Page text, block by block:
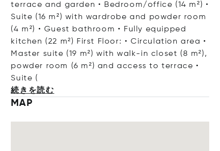
terrace and garden • Bedroom/office (14 m²) •
Suite (16 m²) with wardrobe and powder room
(4 m²) • Guest bathroom • Fully equipped
kitchen (22 m²) First Floor: • Circulation area •
Master suite (19 m²) with walk-in closet (8 m²),
powder room (6 m²) and access to terrace •
Su ite (
続きを読む
MAP